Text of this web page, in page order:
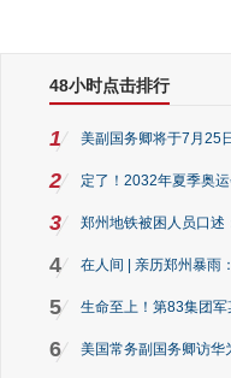
48小时点击排行
1 美副国务卿将于7月25
2 定了！2032年夏季奥
3 郑州地铁被困人员口述
4 在人间 | 亲历郑州暴雨
5 生命至上！第83集团
6 美国常务副国务卿访华